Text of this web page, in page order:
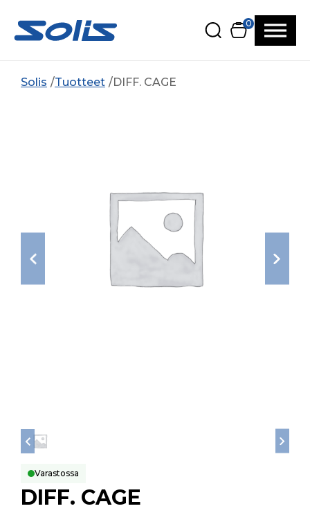
0
Solis Tuotteet DIFF. CAGE
Varastossa
DIFF. CAGE